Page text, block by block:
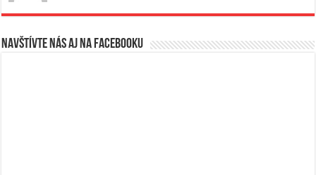
Navštívte nás aj na Facebooku